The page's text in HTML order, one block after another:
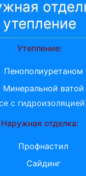
утепление
Утепление:
Пенополиуретаном
Минеральной ватой
с
Наружная отделка:
Профнастил
Сайдинг